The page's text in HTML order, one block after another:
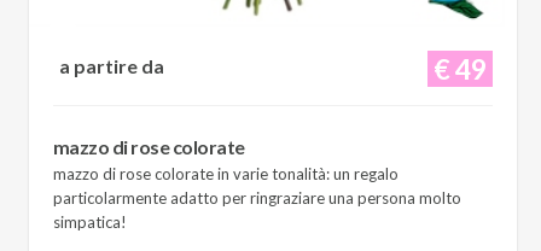
€ 49
a partire da
mazzo di rose colorate
mazzo di rose colorate in varie tonalità: un regalo
particolarmente adatto per ringraziare una persona molto
simpatica!